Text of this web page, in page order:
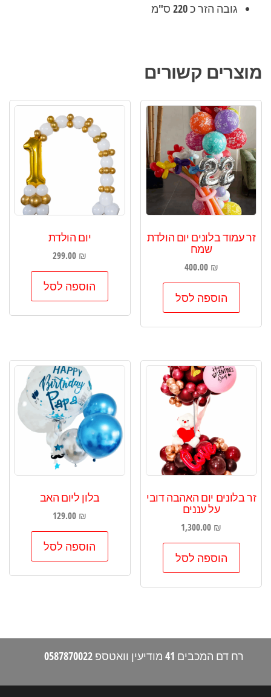
גובה הזר כ 220 ס"מ
מוצרים קשורים
זר עמוד בלונים יום הולדת
שמח
400.00 ₪
הוספה לסל
יום הולדת
299.00 ₪
הוספה לסל
זר בלונים יום האהבה דובי
על עננים
1,300.00 ₪
הוספה לסל
בלון ליום האב
129.00 ₪
הוספה לסל
רח דם המכבים 41 מודיעין וואטספ 0587870022